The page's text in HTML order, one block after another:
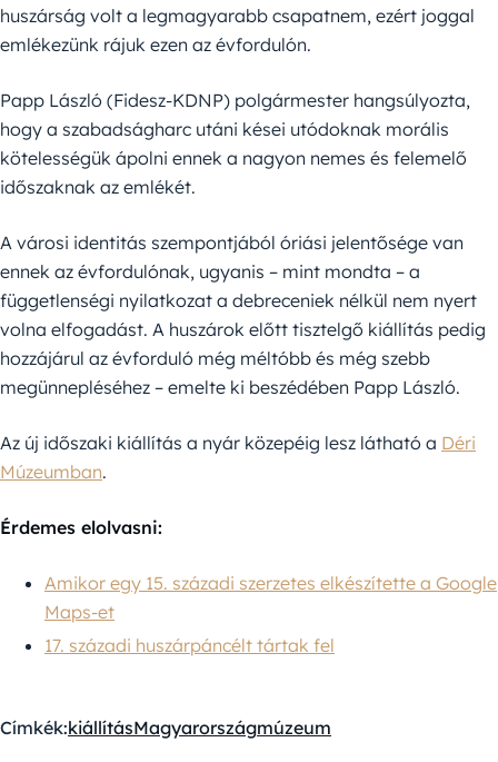
huszárság volt a legmagyarabb csapatnem, ezért joggal
emlékezünk rájuk ezen az évfordulón.
Papp László (Fidesz-KDNP) polgármester hangsúlyozta,
hogy a szabadságharc utáni kései utódoknak morális
kötelességük ápolni ennek a nagyon nemes és felemelő
időszaknak az emlékét.
A városi identitás szempontjából óriási jelentősége van
ennek az évfordulónak, ugyanis – mint mondta – a
függetlenségi nyilatkozat a debreceniek nélkül nem nyert
volna elfogadást. A huszárok előtt tisztelgő kiállítás pedig
hozzájárul az évforduló még méltóbb és még szebb
megünnepléséhez – emelte ki beszédében Papp László.
Az új időszaki kiállítás a nyár közepéig lesz látható a Déri
Múzeumban.
Érdemes elolvasni:
Amikor egy 15. századi szerzetes elkészítette a Google
Maps-et
17. századi huszárpáncélt tártak fel
Címkék:kiállításMagyarországmúzeum